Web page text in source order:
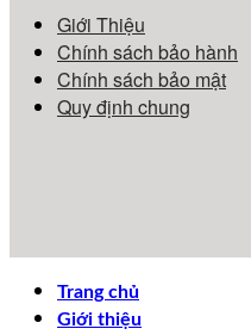
Giới Thiệu
Chính sách bảo hành
Chính sách bảo mật
Quy định chung
Trang chủ
Giới thiệu